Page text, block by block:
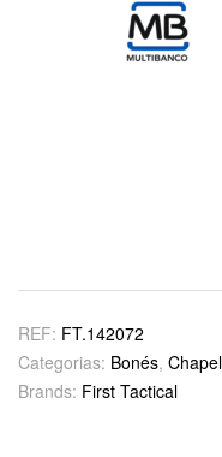
REF: FT.142072
Categorias: Bonés,
Brands: First Tactical